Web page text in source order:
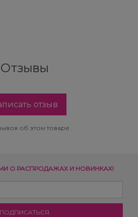
Отзывы
отзыв
об этом товаре.
О РАСПРОДАЖАХ И НОВИНКАХ!